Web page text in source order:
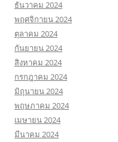
ธันวาคม 2024
พฤศจิกายน 2024
ตุลาคม 2024
กันยายน 2024
สิงหาคม 2024
กรกฎาคม 2024
มิถุนายน 2024
พฤษภาคม 2024
เมษายน 2024
มีนาคม 2024